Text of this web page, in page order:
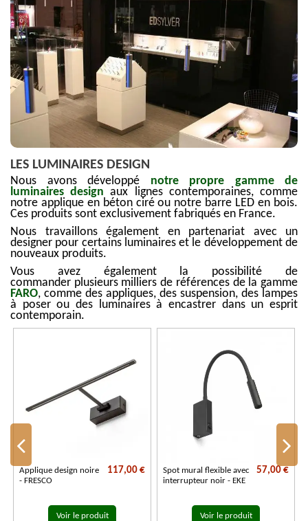
LES LUMINAIRES DESIGN
Nous avons développé notre propre gamme de
luminaires design aux lignes contemporaines, comme
notre applique en béton ciré ou notre barre LED en bois.
Ces produits sont exclusivement fabriqués en France.
Nous travaillons également en partenariat avec un
designer pour certains luminaires et le développement de
nouveaux produits.
Vous avez également la possibilité de
commander plusieurs milliers de références de la gamme
FARO, comme des appliques, des suspension, des lampes
à poser ou des luminaires à encastrer dans un esprit
contemporain.
Applique design noire
- FRESCO
117,00 €
Voir le produit
Spot mural flexible avec
interrupteur noir - EKE
57,00 €
Voir le produit